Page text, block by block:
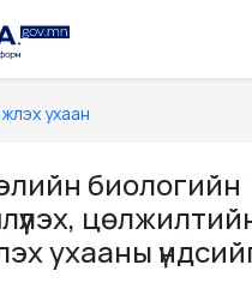
ухаан
биологийн
ухааны